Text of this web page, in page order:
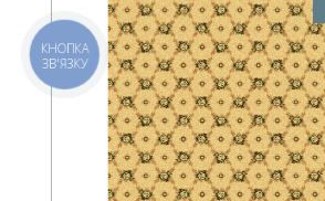
КНОПКА
ЗВ'ЯЗКУ